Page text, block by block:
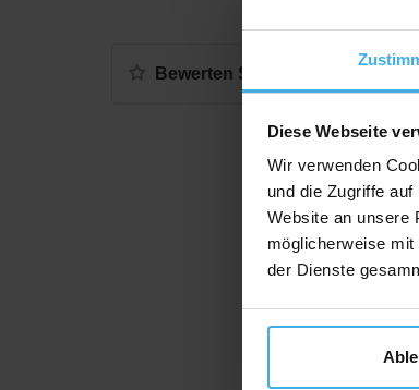
Diese Webseite
Wir verwenden
und die Zugriffe
Website an unsere
möglicherweise
der Dienste
Bewerten Sie uns